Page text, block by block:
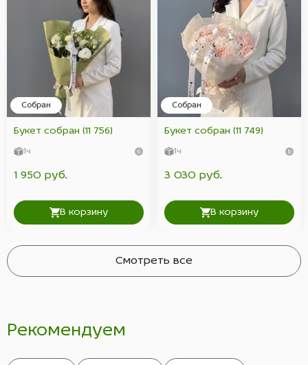
Собран
Букет собран (11 756)
1ч
1 950 руб.
В корзину
Собран
Букет собран (11 749)
1ч
3 030 руб.
В корзину
Смотреть все
Рекомендуем